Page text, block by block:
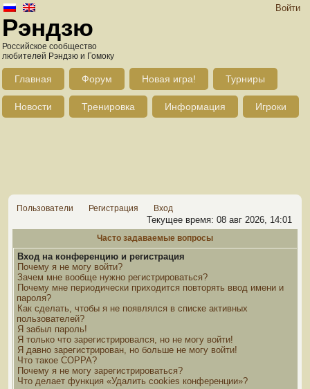
Войти
Рэндзю
Российское сообщество
любителей Рэндзю и Гомоку
Главная Форум Новая игра! Турниры
Новости Тренировка Информация Игроки
Пользователи Регистрация Вход
Текущее время: 08 авг 2026, 14:01
Часто задаваемые вопросы
Вход на конференцию и регистрация
Почему я не могу войти?
Зачем мне вообще нужно регистрироваться?
Почему мне периодически приходится повторять ввод имени и
пароля?
Как сделать, чтобы я не появлялся в списке активных
пользователей?
Я забыл пароль!
Я только что зарегистрировался, но не могу войти!
Я давно зарегистрирован, но больше не могу войти!
Что такое COPPA?
Почему я не могу зарегистрироваться?
Что делает функция «Удалить cookies конференции»?